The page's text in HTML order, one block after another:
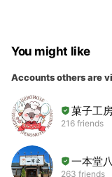
You might like
Accounts others are
菓子工
216 friends
一本堂
263 friends